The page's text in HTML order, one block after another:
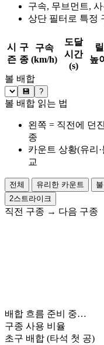
구속, 무브먼트,
상단 필터로 특정
시
즌
구
종
구속
(km/h)
도달
시간
(s)
높
볼 배합
💾 ?
볼 배합 읽는 법
왼쪽 = 직전에 던
종
카운트 상황(유리
교
전체 유리한 카운트
2스트라이크
직전 구종 → 다음 구종
배합 흐름 준비 중…
구종 사용 비율
초구 배합 (타석 첫 공)